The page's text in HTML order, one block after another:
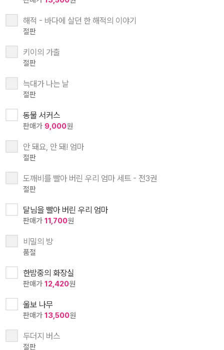
해적 - 바다에 살던 한 해적의 이야기
절판
키이의 가출
절판
늑대가 나는 날
절판
동물 서커스
판매가 9,000원
안 돼요, 안 돼! 엄마
절판
도깨비를 빨아 버린 우리 엄마 세트 - 전3권
절판
달님을 빨아 버린 우리 엄마
판매가 11,700원
비밀의 방
품절
한밤중의 화장실
판매가 12,420원
울보 나무
판매가 13,500원
두더지 버스
절판